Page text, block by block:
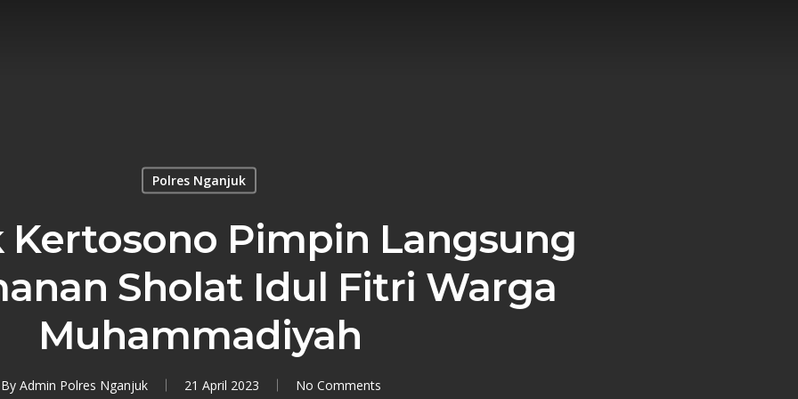
Polres Nganjuk
Kertosono Pimpin Langsung
Sholat Idul Fitri Warga
Muhammadiyah
By Admin Polres Nganjuk 21 April 2023 No Comments